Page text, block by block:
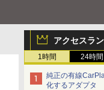
アクセスラ
1時間 24時間
純正の有線
化するアダプタ